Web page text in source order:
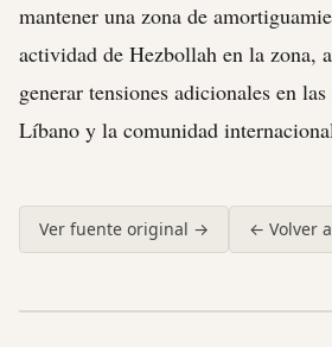
mantener una zona de
actividad de Hezbollah en la zona,
generar tensiones adicionales en
Líbano y la comunidad
Ver fuente original → ← Volver